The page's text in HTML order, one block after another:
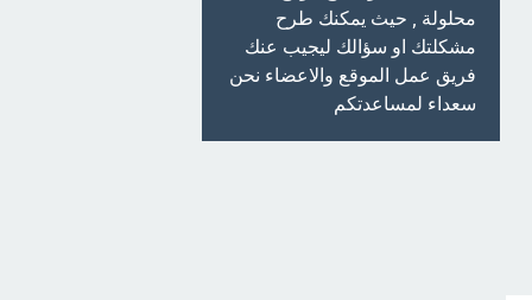
محلولة , حيث يمكنك طرح
مشكلتك او سؤالك ليجيب عنك
فريق عمل الموقع والاعضاء نحن
سعداء لمساعدتكم